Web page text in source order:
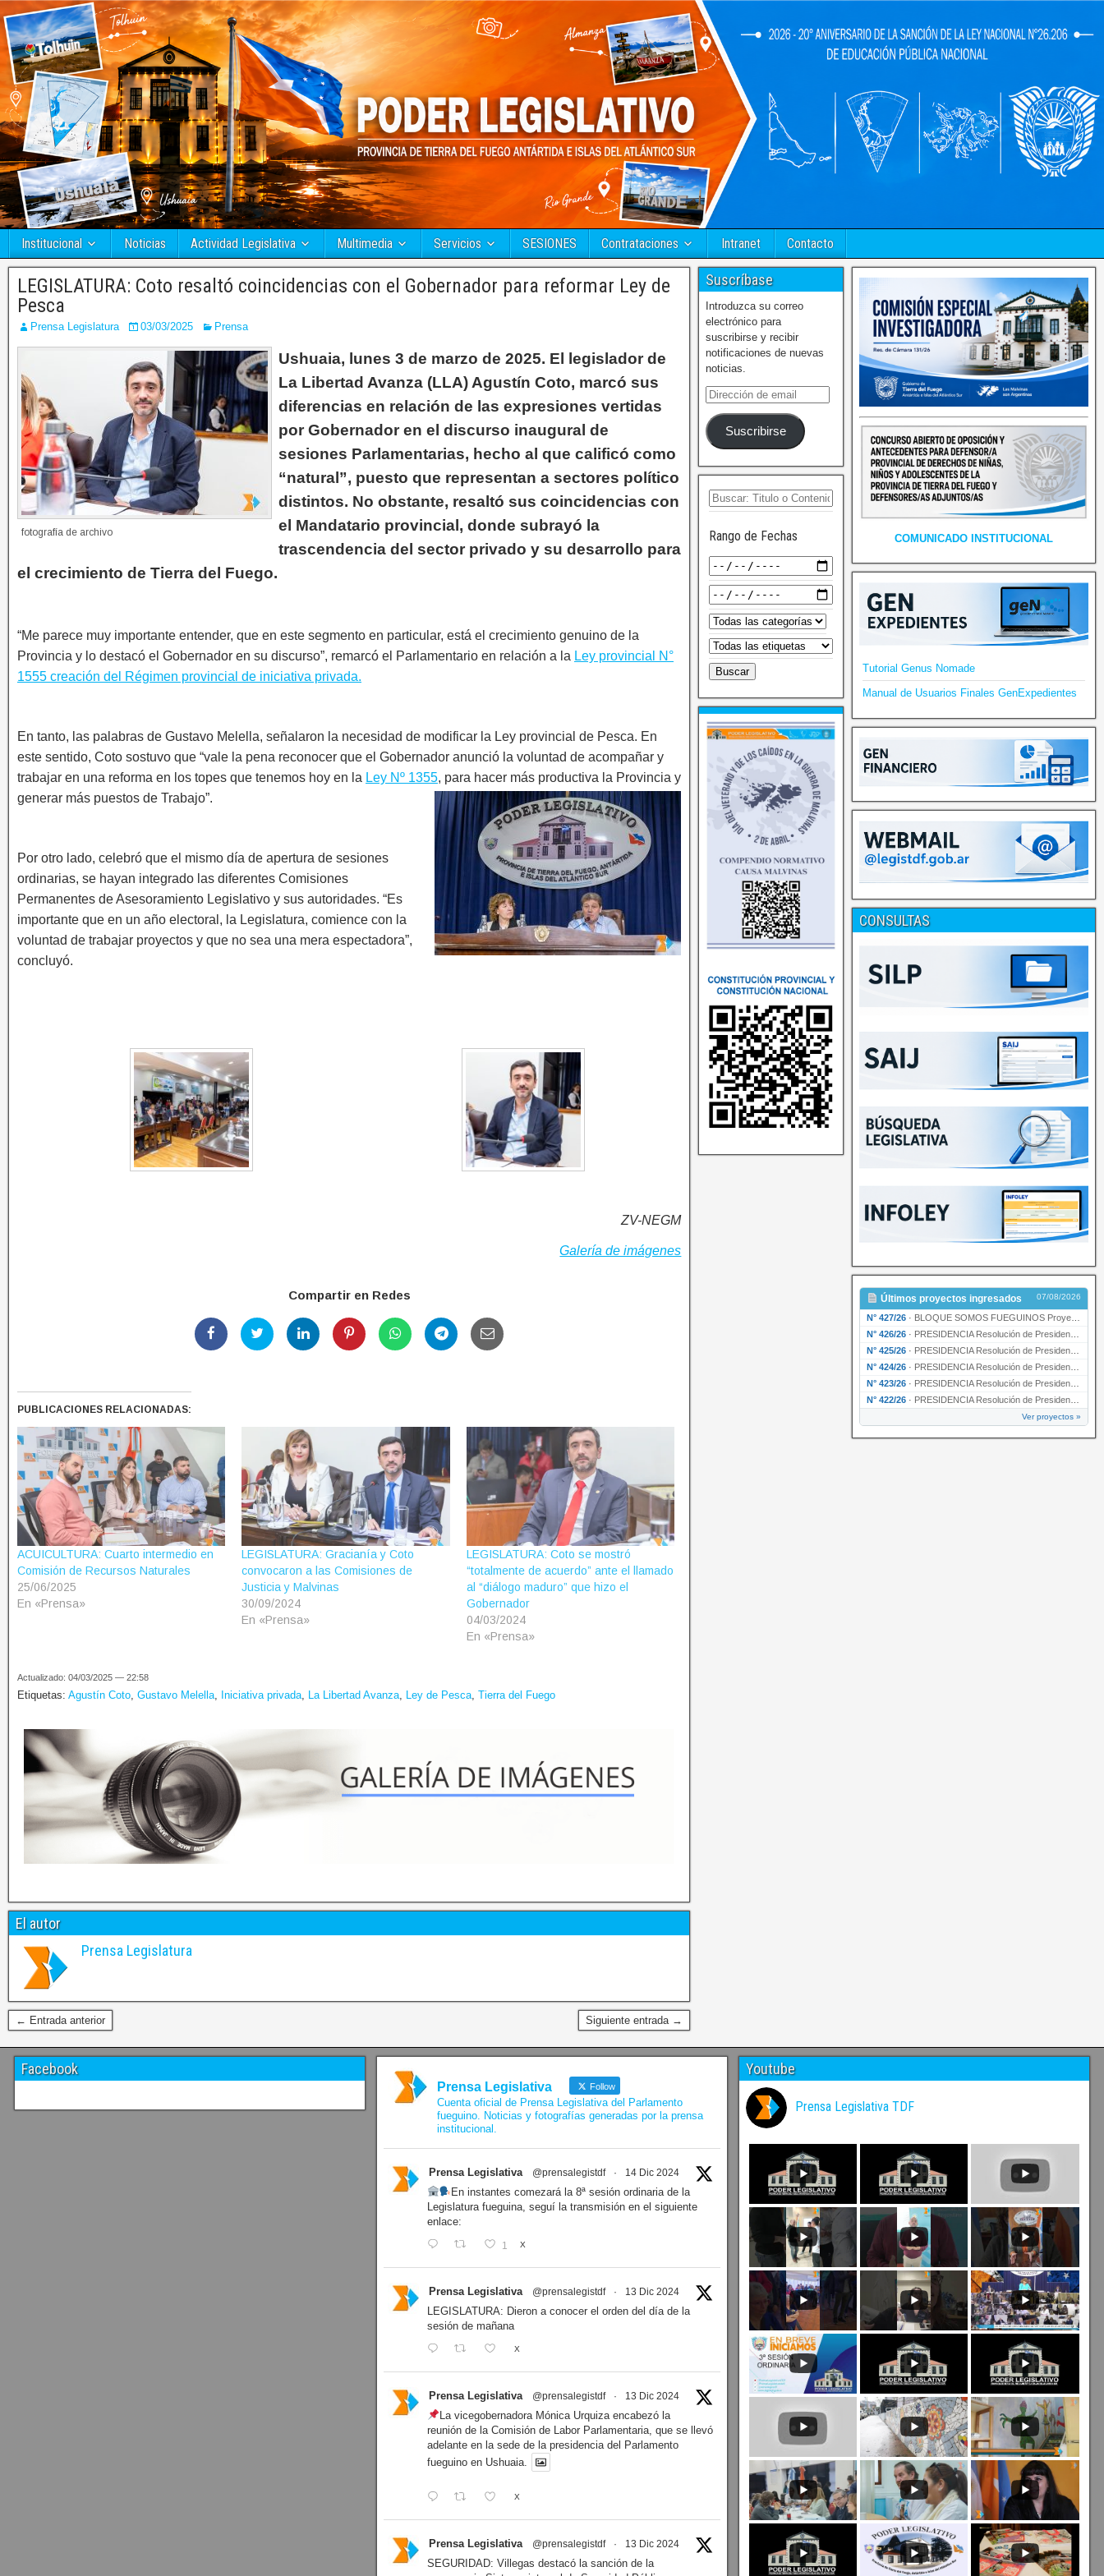
Institucional Noticias Actividad Legislativa Multimedia Servicios SESIONES Contrataciones Intranet Contacto
LEGISLATURA: Coto resaltó coincidencias con el Gobernador para reformar Ley de
Pesca
Prensa Legislatura 03/03/2025 Prensa
fotografía de archivo
Ushuaia, lunes 3 de marzo de 2025. El legislador de
La Libertad Avanza (LLA) Agustín Coto, marcó sus
diferencias en relación de las expresiones vertidas
por Gobernador en el discurso inaugural de
sesiones Parlamentarias, hecho al que calificó como
“natural”, puesto que representan a sectores político
distintos. No obstante, resaltó sus coincidencias con
el Mandatario provincial, donde subrayó la
trascendencia del sector privado y su desarrollo para
el crecimiento de Tierra del Fuego.
“Me parece muy importante entender, que en este segmento en particular, está el crecimiento genuino de la
Provincia y lo destacó el Gobernador en su discurso”, remarcó el Parlamentario en relación a la Ley provincial N°
1555 creación del Régimen provincial de iniciativa privada.
En tanto, las palabras de Gustavo Melella, señalaron la necesidad de modificar la Ley provincial de Pesca. En
este sentido, Coto sostuvo que “vale la pena reconocer que el Gobernador anunció la voluntad de acompañar y
trabajar en una reforma en los topes que tenemos hoy en la Ley Nº 1355, para hacer más productiva la Provincia y
generar más puestos de Trabajo”.
Por otro lado, celebró que el mismo día de apertura de sesiones
ordinarias, se hayan integrado las diferentes Comisiones
Permanentes de Asesoramiento Legislativo y sus autoridades. “Es
importante que en un año electoral, la Legislatura, comience con la
voluntad de trabajar proyectos y que no sea una mera espectadora”,
concluyó.
ZV-NEGM
Galería de imágenes
Compartir en Redes
PUBLICACIONES RELACIONADAS:
ACUICULTURA: Cuarto intermedio en
Comisión de Recursos Naturales
25/06/2025
En «Prensa»
LEGISLATURA: Gracianía y Coto
convocaron a las Comisiones de
Justicia y Malvinas
30/09/2024
En «Prensa»
LEGISLATURA: Coto se mostró
“totalmente de acuerdo” ante el llamado
al “diálogo maduro” que hizo el
Gobernador
04/03/2024
En «Prensa»
Actualizado: 04/03/2025 — 22:58
Etiquetas: Agustín Coto, Gustavo Melella, Iniciativa privada, La Libertad Avanza, Ley de Pesca, Tierra del Fuego
El autor
Prensa Legislatura
← Entrada anterior Siguiente entrada →
Suscríbase
Introduzca su correo
electrónico para
suscribirse y recibir
notificaciones de nuevas
noticias.
Suscribirse
Rango de Fechas COMUNICADO INSTITUCIONAL
Tutorial Genus Nomade
Manual de Usuarios Finales GenExpedientes
CONSULTAS
Últimos proyectos ingresados 07/08/2026
N° 427/26 · BLOQUE SOMOS FUEGUINOS Proyecto de Declaración declarando de interés provincial PRESIDENCI…
N° 426/26 · PRESIDENCIA Resolución de Presidencia N° 216/26 declarando de interés provincial la labor …
N° 425/26 · PRESIDENCIA Resolución de Presidencia N° 212/26 declarando de interés provincial el “50° A…
N° 424/26 · PRESIDENCIA Resolución de Presidencia Nº 210/26 declarando de interés provincial el proyec…
N° 423/26 · PRESIDENCIA Resolución de Presidencia Nº 209/26 declarando de interés provincial la presen…
N° 422/26 · PRESIDENCIA Resolución de Presidencia N° 200/26 para su ratificación.
Ver proyectos »
Facebook
Prensa Legislativa Follow
Cuenta oficial de Prensa Legislativa del Parlamento
fueguino. Noticias y fotografías generadas por la prensa
institucional.
Prensa Legislativa @prensalegistdf · 14 Dic 2024
En instantes comezará la 8ª sesión ordinaria de la
Legislatura fueguina, seguí la transmisión en el siguiente
enlace:
1 X
Prensa Legislativa @prensalegistdf · 13 Dic 2024
LEGISLATURA: Dieron a conocer el orden del día de la
sesión de mañana
X
Prensa Legislativa @prensalegistdf · 13 Dic 2024
La vicegobernadora Mónica Urquiza encabezó la
reunión de la Comisión de Labor Parlamentaria, que se llevó
adelante en la sede de la presidencia del Parlamento
fueguino en Ushuaia.
X
Prensa Legislativa @prensalegistdf · 13 Dic 2024
SEGURIDAD: Villegas destacó la sanción de la
Youtube
Prensa Legislativa TDF